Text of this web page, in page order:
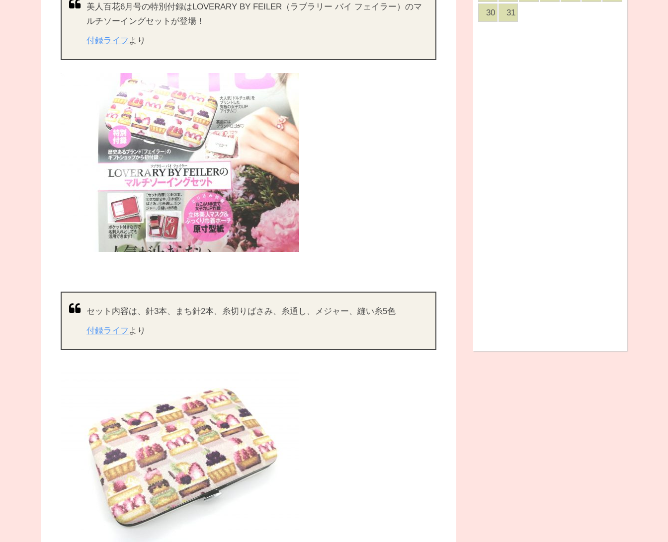
美人百花6月号の特別付録はLOVERARY BY FEILER（ラブラリー バイ フェイラー）のマ
ルチソーイングセットが登場！
付録ライフ より
セット内容は、針3本、まち針2本、糸切りばさみ、糸通し、メジャー、縫い糸5色
付録ライフ より
30 31